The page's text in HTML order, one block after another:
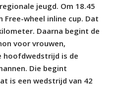
jeugd. Om 18.45
wheel inline cup. Dat
Daarna begint de
voor vrouwen,
hoofdwedstrijd is de
Die begint
is een wedstrijd van 42